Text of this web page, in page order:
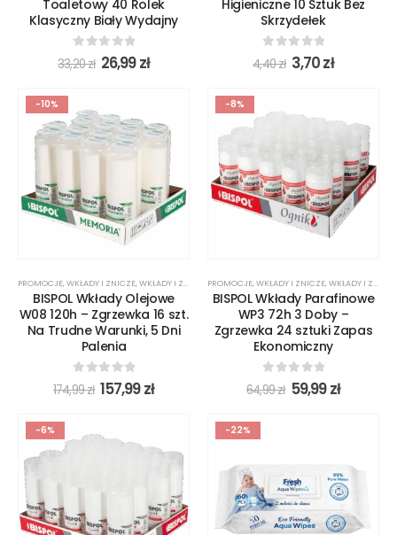
Toaletowy 40 Rolek
Klasyczny Biały Wydajny
0 out of 5
33,20zł 26,99zł
Higieniczne 10 Sztuk Bez
Skrzydełek
out of 5
4,40zł 3,70zł
-10%
PROMOCJE,WKŁADY I ZNICZE,WKŁADY I ZNICZE
BISPOL Wkłady Olejowe
W08 120h – Zgrzewka 16 szt.
Na Trudne Warunki, 5 Dni
Palenia
0 out of 5
174,99zł 157,99zł
-8%
PROMOCJE,WKŁADY I ZNICZE,WKŁADY I ZNICZE
BISPOL Wkłady Parafinowe
WP3 72h 3 Doby –
Zgrzewka 24 sztuki Zapas
Ekonomiczny
0 out of 5
64,99zł 59,99zł
-6% -22%